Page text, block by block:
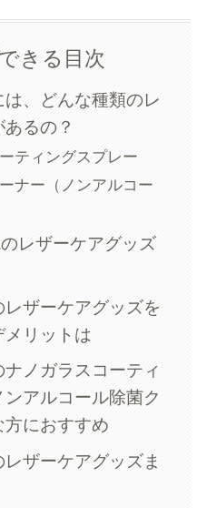
きる目次
、どんな種類のレ
るの？
ティングスプレー
ナー（ノンアルコー
レザーケアグッズ
ザーケアグッズを
リットは
ノガラスコーティ
アルコール除菌ク
方におすすめ
ザーケアグッズま